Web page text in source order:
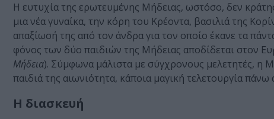
Η ευτυχία της ερωτευμένης Μήδειας, ωστόσο, δεν
μια νέα γυναίκα, την κόρη του Κρέοντα, βασιλιά της
απαξίωσή της από τον άνδρα για τον οποίο έκανε τα
φόνος των δύο παιδιών της Μήδειας αποδίδεται στον
Μήδεια). Σύμφωνα μάλιστα με σύγχρονους μελετητές, η
παιδιά της αιωνιότητα, κάποια μαγική τελετουργία
Η διασκευή